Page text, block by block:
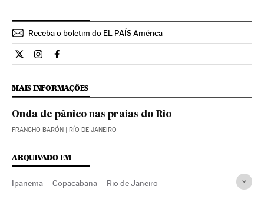
Receba o boletim do EL PAÍS América
Internacional El País Brasil en Twitter
Internacional El País Brasil en Instagram
Internacional El País Brasil en Facebook
MAIS INFORMAÇÕES
Onda de pânico nas praias do Rio
FRANCHO BARÓN | RÍO DE JANEIRO
ARQUIVADO EM
Ipanema Copacabana Rio de Janeiro